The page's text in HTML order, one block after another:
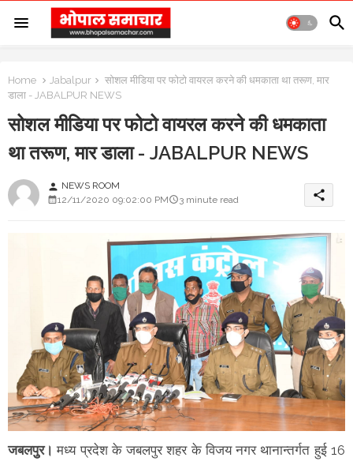
Home Jabalpur
सोशल मीडिया पर फोटो वायरल करने की धमकाता था तरूण, मार
डाला - JABALPUR NEWS
सोशल मीडिया पर फोटो वायरल करने की धमकाता
था तरूण, मार डाला - JABALPUR NEWS
person NEWS ROOM
12/11/2020 09:02:00 PM
3 minute read share
जबलपुुर। मध्य प्रदेश के जबलपुर शहर के विजय नगर थानान्तर्गत हुई 16